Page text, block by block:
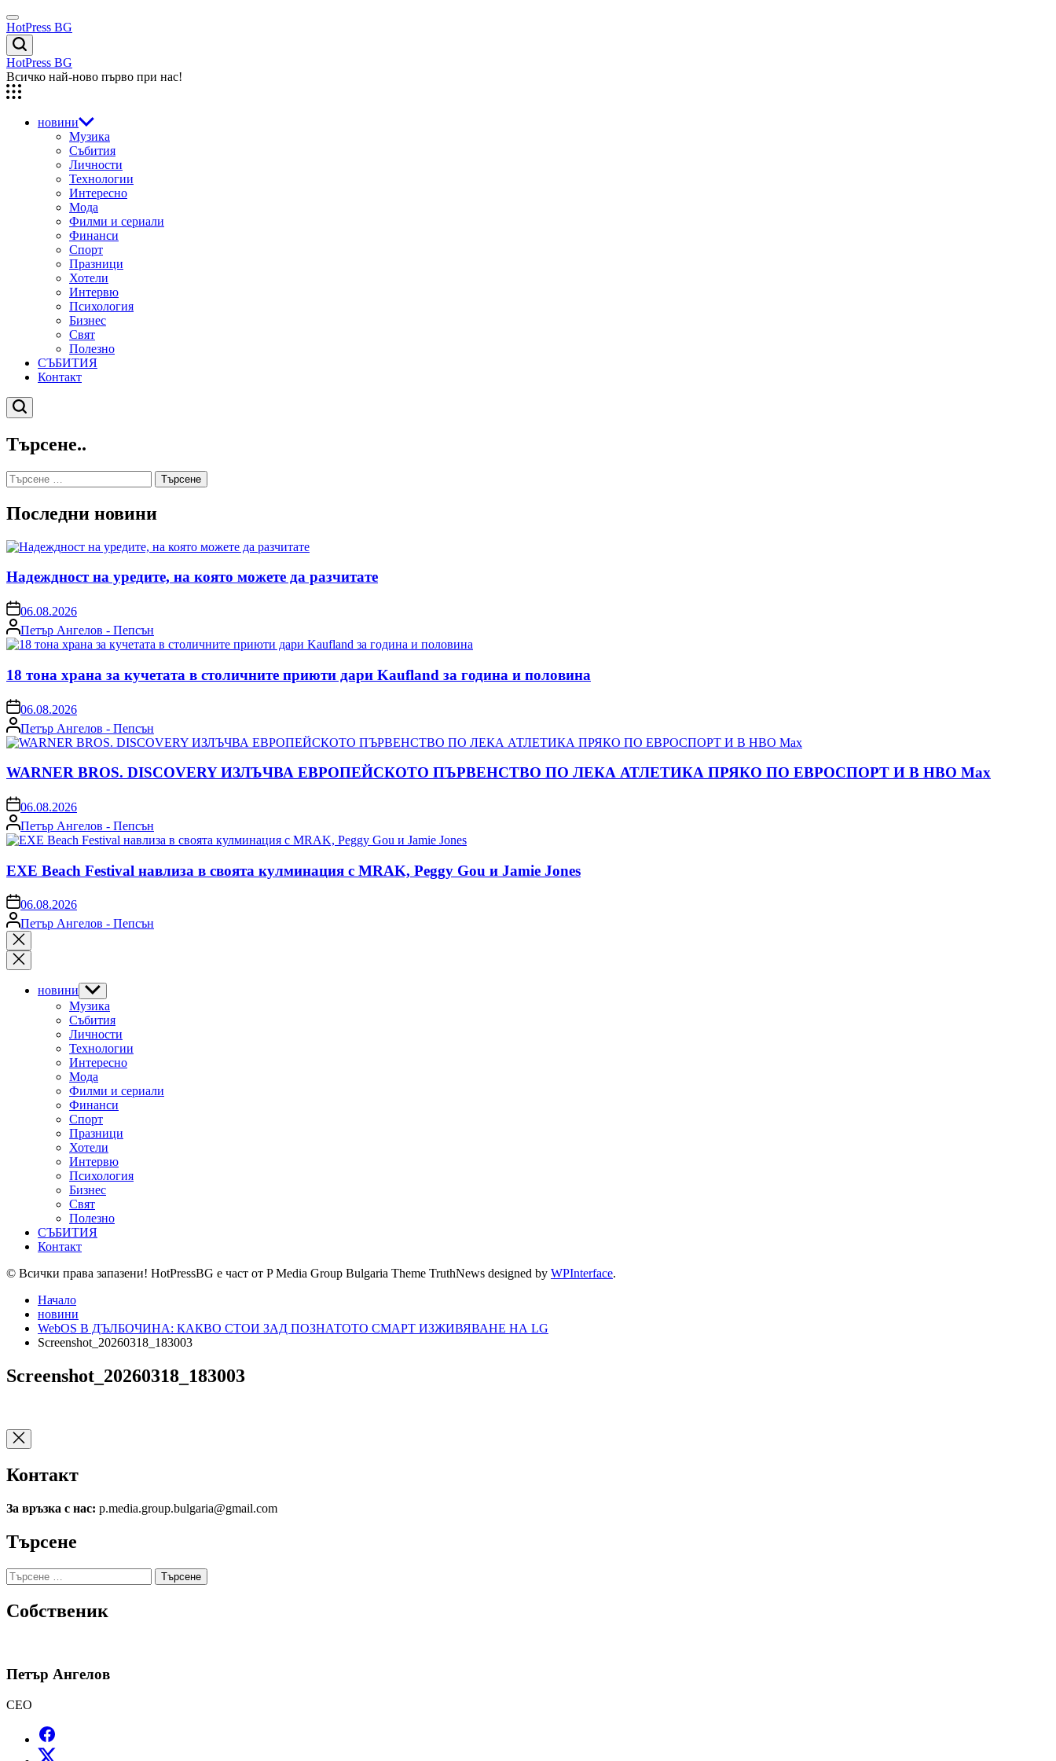
Skip
to
content
Menu
HotPress BG
Търсене
HotPress BG
Всичко най-ново първо при нас!
новини
Музика
Събития
Личности
Технологии
Интересно
Мода
Филми и сериали
Финанси
Спорт
Празници
Хотели
Интервю
Психология
Бизнес
Свят
Полезно
СЪБИТИЯ
Контакт
Търсене
Търсене..
Търсене
за:
Последни новини
Надеждност на уредите, на която можете да разчитате
on06.08.2026
Posted
by
Петър Ангелов - Пепсън
18 тона храна за кучетата в столичните приюти дари Kaufland за година и половина
on06.08.2026
Posted
by
Петър Ангелов - Пепсън
WARNER BROS. DISCOVERY ИЗЛЪЧВА ЕВРОПЕЙСКОТО ПЪРВЕНСТВО ПО ЛЕКА АТЛЕТИКА ПРЯКО ПО ЕВРОСПОРТ И В НВО Мах
on06.08.2026
Posted
by
Петър Ангелов - Пепсън
EXE Beach Festival навлиза в своята кулминация с MRAK, Peggy Gou и Jamie Jones
on06.08.2026
Posted
by
Петър Ангелов - Пепсън
Close
search
новини Show
sub
menu
Музика
Събития
Личности
Технологии
Интересно
Мода
Филми и сериали
Финанси
Спорт
Празници
Хотели
Интервю
Психология
Бизнес
Свят
Полезно
СЪБИТИЯ
Контакт
© Всички права запазени! HotPressBG е част от P Media Group Bulgaria Theme TruthNews designed by WPInterface.
Начало
новини
WebOS В ДЪЛБОЧИНА: КАКВО СТОИ ЗАД ПОЗНАТОТО СМАРТ ИЗЖИВЯВАНЕ НА LG
Screenshot_20260318_183003
Screenshot_20260318_183003
Контакт
За връзка с нас: p.media.group.bulgaria@gmail.com
Търсене
Търсене
за:
Собственик
Петър Ангелов
CEO